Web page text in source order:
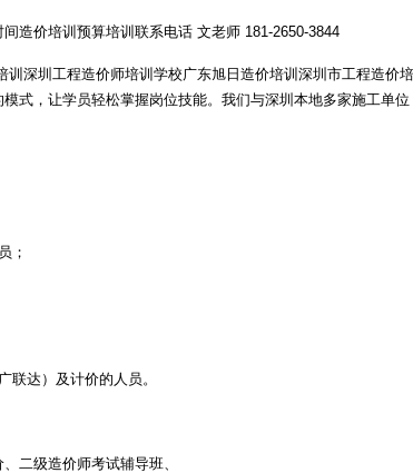
造价培训预算培训联系电话 文老师 181-2650-3844
深圳工程造价师培训学校广东旭日造价培训深圳市工程造价
式，让学员轻松掌握岗位技能。我们与深圳本地多家施工单
；
联达）及计价的人员。
二级造价师考试辅导班、